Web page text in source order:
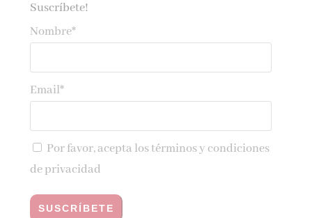
Suscríbete!
Nombre*
Email*
Por favor, acepta lostérminos y condiciones
de privacidad